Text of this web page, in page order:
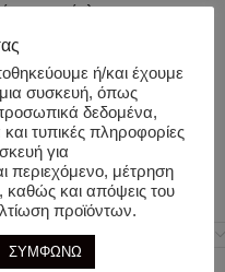
και ανάγλυφη,
στην εξοχή!
ή/και έχουμε
συσκευή, όπως
δεδομένα,
τυπικές πληροφορίες
για
περιεχόμενο, μέτρηση
καθώς και απόψεις του
προϊόντων.
ΣΥΜΦΩΝΩ